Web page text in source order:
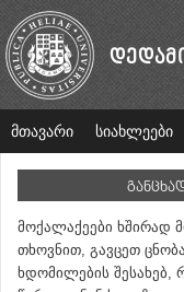
მთავარი სიახლეები
მოქალაქეები ხშირად
თხოვნით, გავცეთ
ხდომილების შესახებ,